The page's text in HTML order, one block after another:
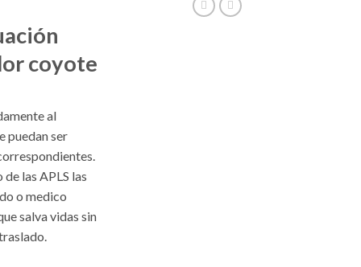
coyote
al
puedan ser
las APLS las
o medico
salva vidas sin